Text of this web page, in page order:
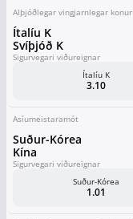
Alþjóðlegar vingjarnlegar konur
Ítalíu K
Svíþjóð K
Sigurvegari viðureignar
Ítalíu K
3.10
Asíumeistaramót
Suður-Kórea
Kína
Sigurvegari viðureignar
Suður-Kórea
1.01